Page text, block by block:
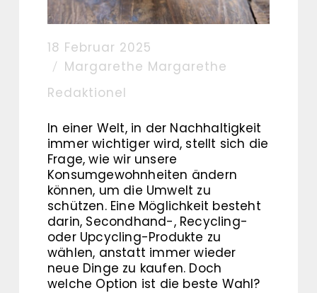
18 Februar 2025
Margarethe Margarethe
Redaktionel
In einer Welt, in der Nachhaltigkeit
immer wichtiger wird, stellt sich die
Frage, wie wir unsere
Konsumgewohnheiten ändern
können, um die Umwelt zu
schützen. Eine Möglichkeit besteht
darin, Secondhand-, Recycling-
oder Upcycling-Produkte zu
wählen, anstatt immer wieder
neue Dinge zu kaufen. Doch
welche Option ist die beste Wahl?